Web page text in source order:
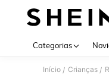
Categorias
Início / Crianças /